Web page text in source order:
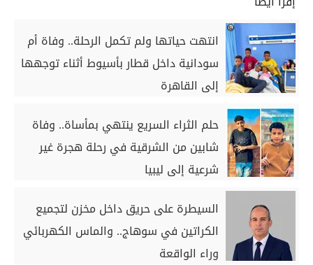
انتهت حياتها ولم تكمل الرحلة.. وفاة أم
سودانية داخل قطار بأسيوط أثناء توجهها
إلى القاهرة
حلم الثراء السريع ينتهي بمأساة.. وفاة
شابين من الشرقية في رحلة هجرة غير
شرعية إلى ليبيا
السيطرة على حريق داخل مخزن لتجميع
الكراتين في سوهاج.. والماس الكهربائي
وراء الواقعة